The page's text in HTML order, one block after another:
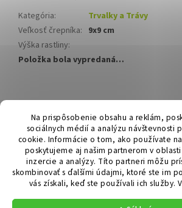
Na prispôsobenie obsahu a reklám,
sociálnych médií a analýzu návštevnosti
cookie. Informácie o tom, ako používate
poskytujeme aj našim partnerom v
inzercie a analýzy. Títo partneri môžu
skombinovať s ďalšími údajmi, ktoré ste im
vás získali, keď ste používali ich služby.
Kategória:
Trvalky a Trávy
Veľkosť črepníka: 9x9 cm
Výška rastliny:
Položka bola vypredaná…
á
Hurmikaki.com
Vytvoril Shoptet